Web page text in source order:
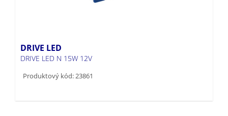
DRIVE LED
DRIVE LED N 15W 12V
Produktový kód: 23861